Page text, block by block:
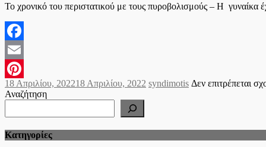
Το χρονικό του περιστατικού με τους πυροβολισμούς – Η γυναίκα
Facebook
Email
Pinterest
Posted
on
18 Απριλίου, 202218 Απριλίου, 2022 Author
syndimotis Δεν επιτρέπεται
Αναζήτηση
Kατηγορίες